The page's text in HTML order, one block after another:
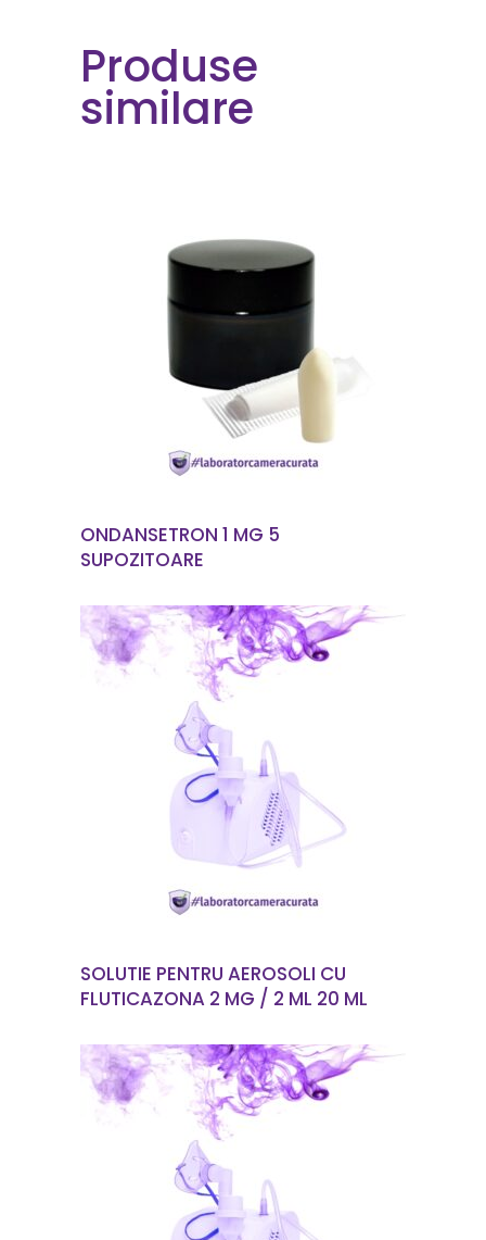
Produse
similare
ONDANSETRON 1 MG 5
SUPOZITOARE
CITEȘTE MAI MULT
SOLUTIE PENTRU AEROSOLI CU
FLUTICAZONA 2 MG / 2 ML 20 ML
CITEȘTE MAI MULT